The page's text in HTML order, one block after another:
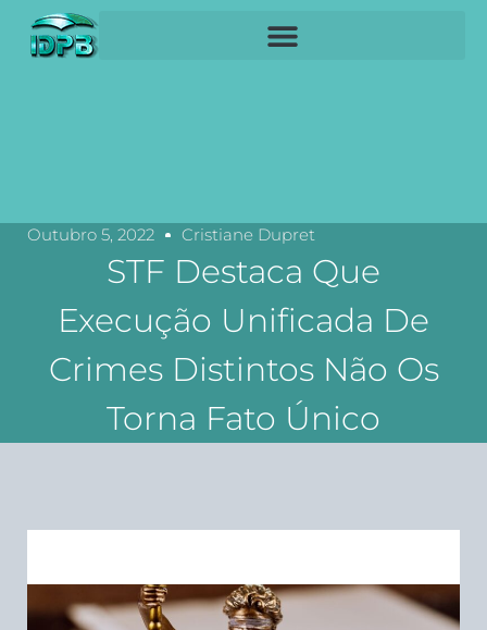
Outubro 5, 2022 Cristiane Dupret
STF Destaca Que
Execução Unificada De
Crimes Distintos Não Os
Torna Fato Único